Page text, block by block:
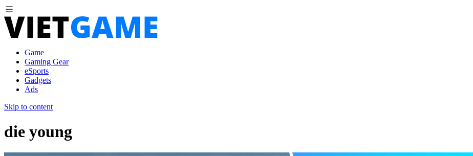
Game
Gaming Gear
eSports
Gadgets
Ads
Skip to content
die young